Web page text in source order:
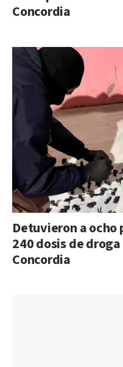
Concordia
Detuvieron a ocho
240 dosis de
Concordia